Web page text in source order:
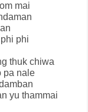
mai
phi
thuk chiwa
pa nale
yu thammai